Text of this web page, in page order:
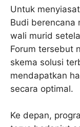
Untuk
Budi berencana
wali murid
Forum tersebut
skema solusi
mendapatkan
secara optimal.
Ke depan,